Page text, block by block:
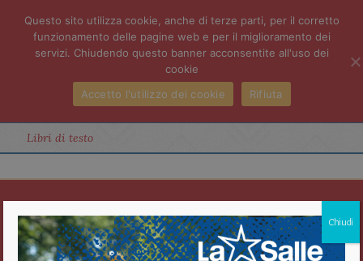
Libri di testo
Istituto Pio IX
Roma Aventino
Fratelli delle Scuole Cristiane
Chiudi
Questo sito utilizza cookie, anche di terze parti, per il corretto
funzionamento delle pagine web e per il miglioramento dei
servizi. Chiudendo questo banner acconsentite all'uso dei
cookie
Accetto l'utilizzo dei cookie
Rifiuta